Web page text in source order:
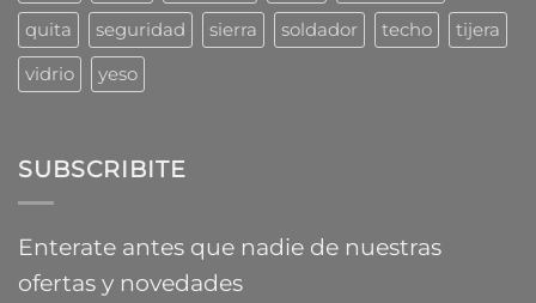
quita
seguridad sierra soldador techo
tijera
vidrio
yeso
SUBSCRIBITE
Enterate antes que nadie de nuestras
ofertas y novedades